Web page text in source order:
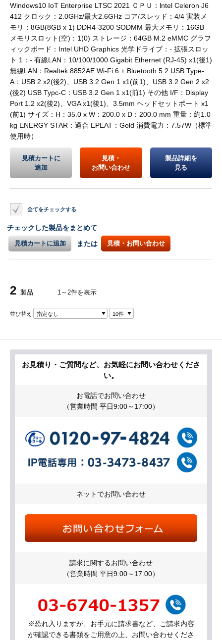
Windows10 IoT Enterprise LTSC 2021 ＣＰＵ：lntel Celeron J6
412 クロック：2.0GHz/最大2.6GHz コア/スレッド：4/4 実装メ
モリ：8GB(8GB x 1) DDR4-3200 SODMM 最大メモリ：16GB
メモリスロット(空)：1(0) ストレージ：64GB M.2 eMMC グラフ
ィックボード：Intel UHD Graphics 光学ドライブ：- 拡張スロッ
ト 1：- 有線LAN：10/100/1000 Gigabit Ethernet (RJ-45) x1(後1)
無線LAN：Realtek 8852AE Wi-Fi 6 + Bluetooth 5.2 USB Type-
A：USB 2 x2(後2)、USB 3.2 Gen 1 x1(前1)、USB 3.2 Gen 2 x2
(後2) USB Typc-C：USB 3.2 Gen 1 x1(前1) その他 I/F：Display
Port 1.2 x2(後2)、VGA x1(後1)、3.5mm ヘッドセットポート x1
(前1) サイズ：H：35.0 x W：200.0 x D：200.0 mm 重量：約1.0
kg ENERGY STAR：適合 EPEAT：Gold 消費電力：7.57W（標準
使用時）
見積カートに
追加
見積・
お問い合わせ
製品詳細を
見る
全てをチェックする
チェックした製品をまとめて
見積カートに追加 または 見積・お問い合わせ
2 製品 1～2件を表示
並び替え 指定なし 10件
お見積り・ご質問など、お気軽にお問い合わせくださ
い。
お電話でお問い合わせ
（営業時間 平日9:00～17:00）
ネットでお問い合わせ
請求に関するお問い合わせ
（営業時間 平日9:00～17:00）
※恐れ入りますが、お手元に請求書など、ご請求内容
が確認できる書類をご用意の上、お問い合わせくださ